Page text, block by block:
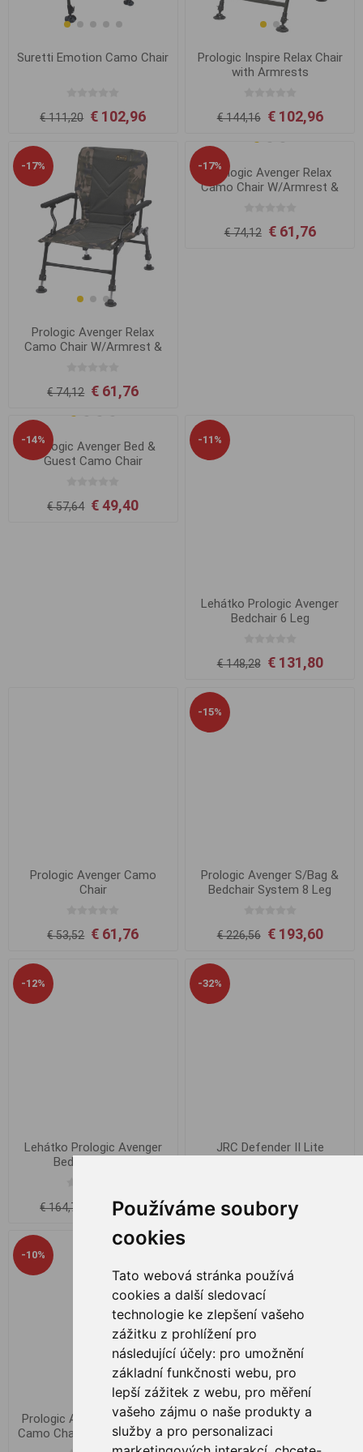
Používáme soubory
cookies
Tato webová stránka používá
cookies a další sledovací
technologie ke zlepšení vašeho
zážitku z prohlížení pro
následující účely: pro umožnění
základní funkčnosti webu, pro
lepší zážitek z webu, pro měření
vašeho zájmu o naše produkty a
služby a pro personalizaci
Suretti Emotion Camo Chair
€ 111,20 € 102,96
Prologic Inspire Relax Chair
with Armrests
€ 144,16 € 102,96
-17%
Prologic Avenger Relax
Camo Chair W/Armrest &
€ 74,12 € 61,76
-17%Prologic Avenger Relax
Camo Chair W/Armrest &
€ 74,12 € 61,76
-14%Prologic Avenger Bed &
Guest Camo Chair
€ 57,64 € 49,40
-11%
Lehátko Prologic Avenger
Bedchair 6 Leg
€ 148,28 € 131,80
Prologic Avenger Camo
Chair
€ 53,52 € 61,76
-15%
Prologic Avenger S/Bag &
Bedchair System 8 Leg
€ 226,56 € 193,60
-12%
Lehátko Prologic Avenger
Bedchair 8 Leg
€ 164,76 € 144,16
-32%
JRC Defender II Lite
€ 152,40 € 102,96
-10%
Prologic Avenger Comfort
Camo Chair Armrests & Co.
Strategy Curved Recliner 51
Chair